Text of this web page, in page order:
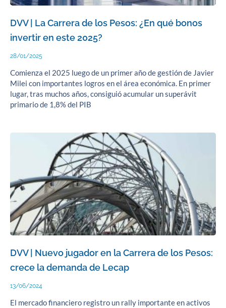
DVV | La Carrera de los Pesos: ¿En qué bonos
invertir en este 2025?
28/01/2025
Comienza el 2025 luego de un primer año de gestión de Javier
Milei con importantes logros en el área económica. En primer
lugar, tras muchos años, consiguió acumular un superávit
primario de 1,8% del PIB
DVV | Nuevo jugador en la Carrera de los Pesos:
crece la demanda de Lecap
13/06/2024
El mercado financiero registro un rally importante en activos